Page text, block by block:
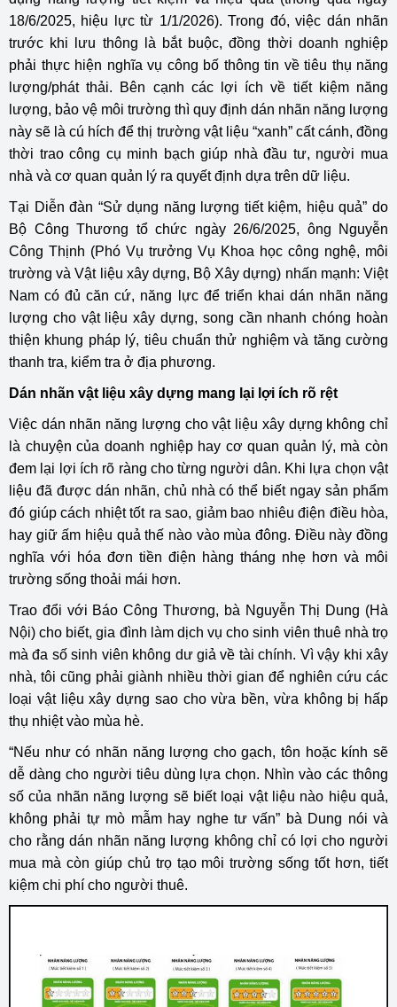
18/6/2025, hiệu lực từ 1/1/2026). Trong đó, việc dán nhãn
trước khi lưu thông là bắt buộc, đồng thời doanh nghiệp
phải thực hiện nghĩa vụ công bố thông tin về tiêu thụ năng
lượng/phát thải. Bên cạnh các lợi ích về tiết kiệm năng
lượng, bảo vệ môi trường thì quy định dán nhãn năng lượng
này sẽ là cú hích để thị trường vật liệu “xanh” cất cánh, đồng
thời trao công cụ minh bạch giúp nhà đầu tư, người mua
nhà và cơ quan quản lý ra quyết định dựa trên dữ liệu.
Tại Diễn đàn “Sử dụng năng lượng tiết kiệm, hiệu quả” do
Bộ Công Thương tổ chức ngày 26/6/2025, ông Nguyễn
Công Thịnh (Phó Vụ trưởng Vụ Khoa học công nghệ, môi
trường và Vật liệu xây dựng, Bộ Xây dựng) nhấn mạnh: Việt
Nam có đủ căn cứ, năng lực để triển khai dán nhãn năng
lượng cho vật liệu xây dựng, song cần nhanh chóng hoàn
thiện khung pháp lý, tiêu chuẩn thử nghiệm và tăng cường
thanh tra, kiểm tra ở địa phương.
Dán nhãn vật liệu xây dựng mang lại lợi ích rõ rệt
Việc dán nhãn năng lượng cho vật liệu xây dựng không chỉ
là chuyện của doanh nghiệp hay cơ quan quản lý, mà còn
đem lại lợi ích rõ ràng cho từng người dân. Khi lựa chọn vật
liệu đã được dán nhãn, chủ nhà có thể biết ngay sản phẩm
đó giúp cách nhiệt tốt ra sao, giảm bao nhiêu điện điều hòa,
hay giữ ấm hiệu quả thế nào vào mùa đông. Điều này đồng
nghĩa với hóa đơn tiền điện hàng tháng nhẹ hơn và môi
trường sống thoải mái hơn.
Trao đổi với Báo Công Thương, bà Nguyễn Thị Dung (Hà
Nội) cho biết, gia đình làm dịch vụ cho sinh viên thuê nhà trọ
mà đa số sinh viên không dư giả về tài chính. Vì vậy khi xây
nhà, tôi cũng phải giành nhiều thời gian để nghiên cứu các
loại vật liệu xây dựng sao cho vừa bền, vừa không bị hấp
thụ nhiệt vào mùa hè.
“Nếu như có nhãn năng lượng cho gạch, tôn hoặc kính sẽ
dễ dàng cho người tiêu dùng lựa chọn. Nhìn vào các thông
số của nhãn năng lượng sẽ biết loại vật liệu nào hiệu quả,
không phải tự mò mẫm hay nghe tư vấn” bà Dung nói và
cho rằng dán nhãn năng lượng không chỉ có lợi cho người
mua mà còn giúp chủ trọ tạo môi trường sống tốt hơn, tiết
kiệm chi phí cho người thuê.